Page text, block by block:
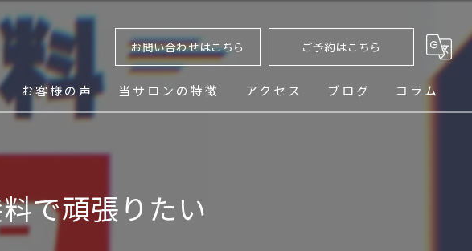
お問い合わせはこちら ご予約はこちら
お客様の声 当サロンの特徴
メンズ
アクセス ブログ コラム
で頑張りたい